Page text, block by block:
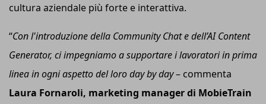
cultura aziendale più forte e interattiva.
“Con l'introduzione della Community Chat e dell’AIContent
Generator, ci impegniamoa supportare i lavoratori in prima
linea in ogni aspetto del loro day by day– commenta
Laura Fornaroli, marketing manager di MobieTrain